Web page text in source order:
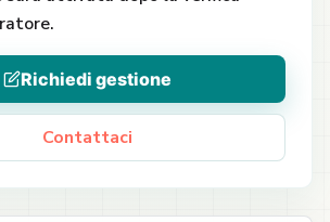
Richiedi gestione
Contattaci